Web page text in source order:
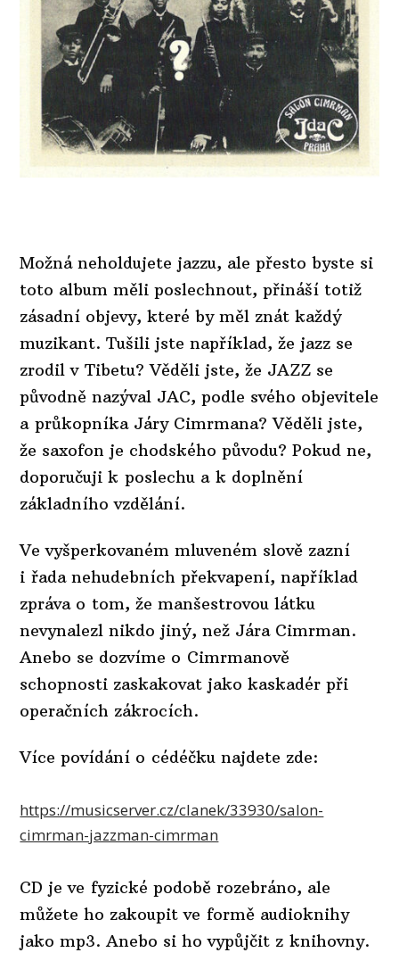
Možná neholdujete jazzu, ale přesto byste si
toto album měli poslechnout, přináší totiž
zásadní objevy, které by měl znát každý
muzikant. Tušili jste například, že jazz se
zrodil v Tibetu? Věděli jste, že JAZZ se
původně nazýval JAC, podle svého objevitele
a průkopníka Járy Cimrmana? Věděli jste,
že saxofon je chodského původu? Pokud ne,
doporučuji k poslechu a k doplnění
základního vzdělání.
Ve vyšperkovaném mluveném slově zazní
i řada nehudebních překvapení, například
zpráva o tom, že manšestrovou látku
nevynalezl nikdo jiný, než Jára Cimrman.
Anebo se dozvíme o Cimrmanově
schopnosti zaskakovat jako kaskadér při
operačních zákrocích.
Více povídání o cédéčku najdete zde:
https://musicserver.cz/clanek/33930/salon-
cimrman-jazzman-cimrman
CD je ve fyzické podobě rozebráno, ale
můžete ho zakoupit ve formě audioknihy
jako mp3. Anebo si ho vypůjčit z knihovny.